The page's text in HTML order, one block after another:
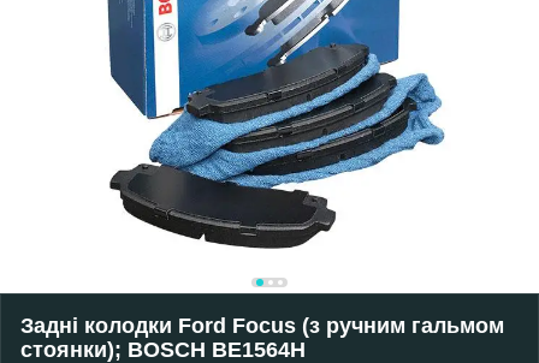
Задні колодки Ford Focus (з ручним гальмом
стоянки); BOSCH BE1564H